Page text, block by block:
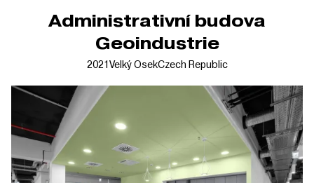
Administrativní budova
Geoindustrie
2021Velký OsekCzech Republic